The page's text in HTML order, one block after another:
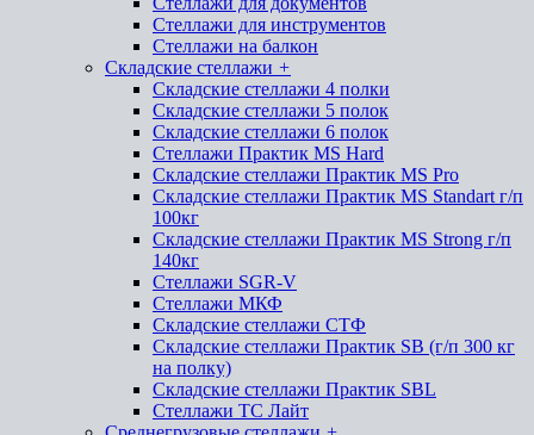
Стеллажи для инструментов
Стеллажи на балкон
Складские стеллажи +
Складские стеллажи 4 полки
Складские стеллажи 5 полок
Складские стеллажи 6 полок
Стеллажи Практик MS Hard
Складские стеллажи Практик MS Pro
Складские стеллажи Практик MS Standart г/п
100кг
Складские стеллажи Практик MS Strong г/п
140кг
Стеллажи SGR-V
Стеллажи МКФ
Складские стеллажи СТФ
Складские стеллажи Практик SB (г/п 300 кг
на полку)
Складские стеллажи Практик SBL
Стеллажи ТС Лайт